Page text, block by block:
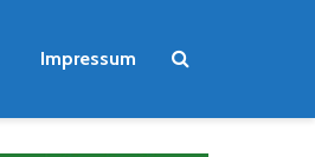
Impressum